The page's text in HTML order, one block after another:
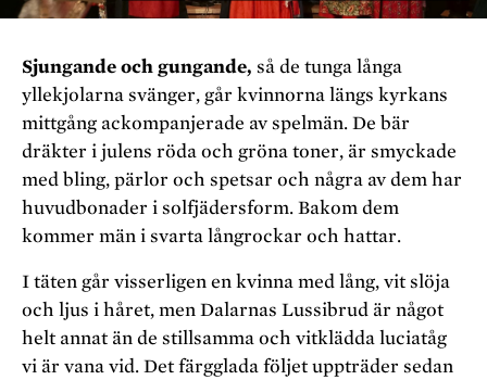
Sjungande och gungande, så de tunga långa
yllekjolarna svänger, går kvinnorna längs kyrkans
mittgång ackompanjerade av spelmän. De bär
dräkter i julens röda och gröna toner, är smyckade
med bling, pärlor och spetsar och några av dem har
huvudbonader i solfjädersform. Bakom dem
kommer män i svarta långrockar och hattar.
I täten går visserligen en kvinna med lång, vit slöja
och ljus i håret, men Dalarnas Lussibrud är något
helt annat än de stillsamma och vitklädda luciatåg
vi är vana vid. Det färgglada följet uppträder sedan